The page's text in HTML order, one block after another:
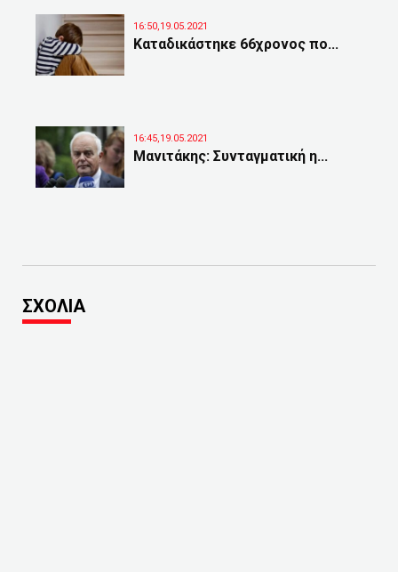
16:50,19.05.2021
Καταδικάστηκε 66χρονος πο...
16:45,19.05.2021
Μανιτάκης: Συνταγματική η...
ΣΧΟΛΙΑ